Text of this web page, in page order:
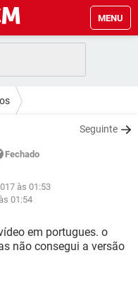
MENU
Seguinte
Fechado
às 01:53
01:54
em portugues. o
não consegui a versão